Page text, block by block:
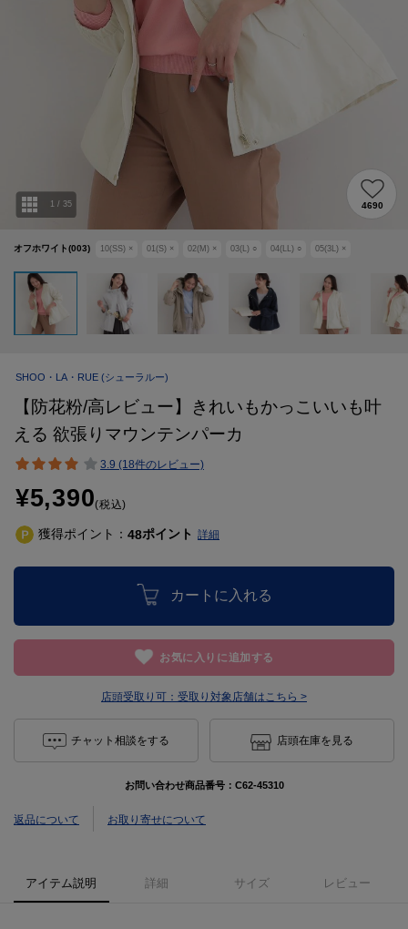
オフホワイト(003) 10(SS) × 01(S) × 02(M) × 03(L) ○ 04(LL) ○ 05(3L) ×
1 / 35 4690
SHOO・LA・RUE (シューラルー)
【防花粉/高レビュー】きれいもかっこいいも叶
える 欲張りマウンテンパーカ
3.9 (18件のレビュー)
¥5,390(税込)
獲得ポイント： 48ポイント 詳細
カートに入れる
お気に入りに追加する
店頭受取り可： 受取り対象店舗はこちら >
チャット相談をする 店頭在庫を見る
お問い合わせ商品番号： C62-45310
返品について お取り寄せについて
アイテム説明 詳細 サイズ レビュー